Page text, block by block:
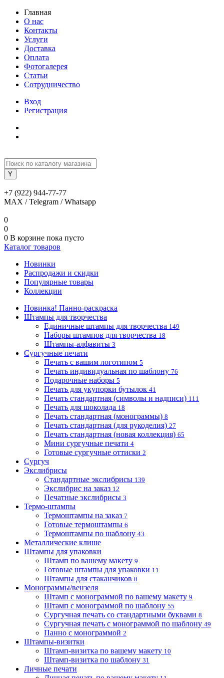
Главная
О нас
Контакты
Услуги
Доставка
Оплата
Фотогалерея
Статьи
Сотрудничество
Вход
Регистрация
+7 (922) 944-77-77
MAX / Telegram / Whatsapp
0
0
0 В корзине пока пусто
Каталог товаров
Новинки
Распродажи и скидки
Популярные товары
Коллекции
Новинка! Панно-раскраска
Штампы для творчества
Единичные штампы для творчества 149
Наборы штампов для творчества 18
Штампы-алфавиты 3
Сургучные печати
Печать с вашим логотипом 5
Печать индивидуальная по шаблону 76
Подарочные наборы 5
Печать для укупорки бутылок 41
Печать стандартная (символы и надписи) 111
Печать для шоколада 18
Печать стандартная (монограммы) 8
Печать стандартная (для рукоделия) 27
Печать стандартная (новая коллекция) 65
Мини сургучные печати 4
Готовые сургучные оттиски 2
Сургуч
Экслибрисы
Стандартные экслибрисы 139
Экслибрис на заказ 12
Печатные экслибрисы 3
Термо-штампы
Термоштампы на заказ 7
Готовые термоштампы 6
Термоштампы по шаблону 43
Металлические клише
Штампы для упаковки
Штамп по вашему макету 9
Готовые штампы для упаковки 11
Штампы для стаканчиков 0
Монограммы/вензеля
Штамп с монограммой по вашему макету 9
Штамп с монограммой по шаблону 55
Сургучная печать со стандартными буквами 8
Сургучная печать с монограммой по шаблону 49
Панно с монограммой 2
Штампы-визитки
Штамп-визитка по вашему макету 10
Штамп-визитка по шаблону 31
Личные печати